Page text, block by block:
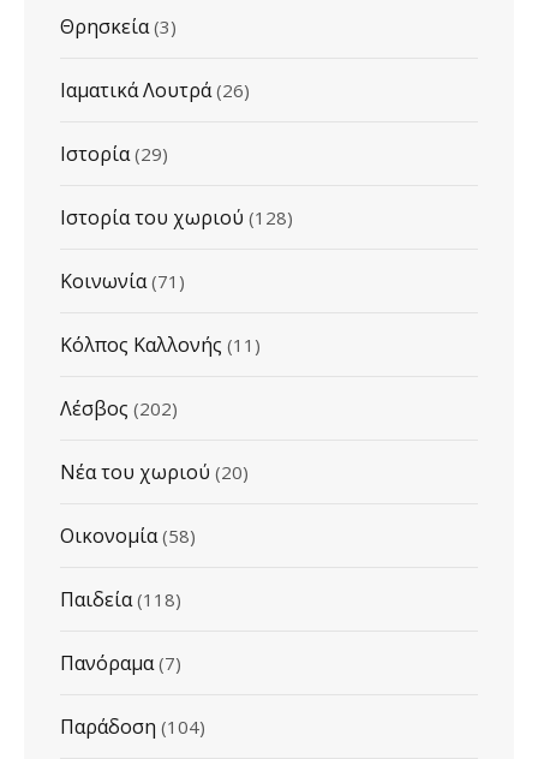
Θρησκεία(3)
Ιαματικά Λουτρά(26)
Ιστορία(29)
Ιστορία του χωριού (128)
Κοινωνία(71)
Κόλπος Καλλονής (11)
Λέσβος (202)
Νέα του χωριού (20)
Οικονομία(58)
Παιδεία(118)
Πανόραμα(7)
Παράδοση (104)